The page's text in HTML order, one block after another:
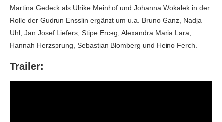
Martina Gedeck als Ulrike Meinhof und Johanna Wokalek in der
Rolle der Gudrun Ensslin ergänzt um u.a. Bruno Ganz, Nadja
Uhl, Jan Josef Liefers, Stipe Erceg, Alexandra Maria Lara,
Hannah Herzsprung, Sebastian Blomberg und Heino Ferch.
Trailer: